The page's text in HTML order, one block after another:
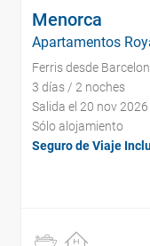
Menorca
Apartamentos
Ferris desde
3 días / 2 noches
Salida el 20 nov 2026
Sólo alojamiento
Seguro de Viaje